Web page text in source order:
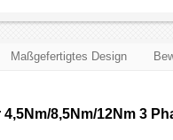
Maßgefertigtes Design
8,5Nm/12Nm 3